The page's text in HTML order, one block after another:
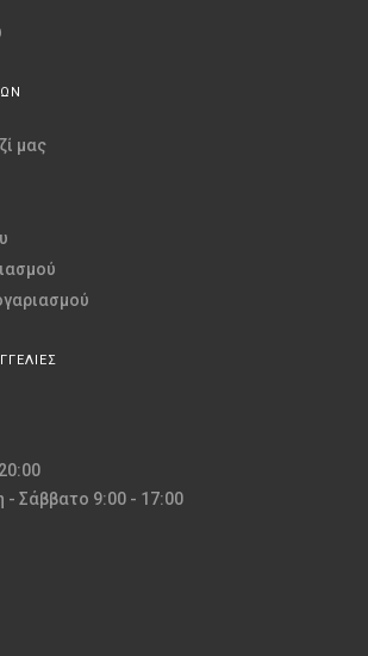
μας
- Σάββατο 9:00 - 17:00